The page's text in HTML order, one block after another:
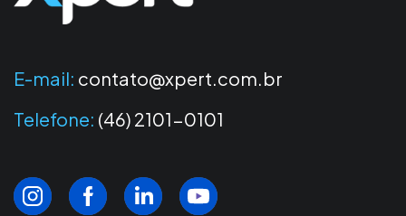
E-mail: contato@xpert.com.br
Telefone: (46) 2101-0101